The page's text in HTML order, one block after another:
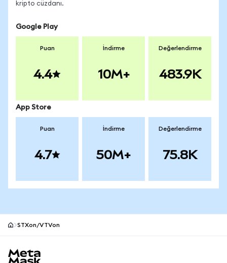
kripto cüzdanı.
Google Play
Puan
4.4
İndirme
10M+
Değerlendirme
483.9K
App Store
Puan
4.7
İndirme
50M+
Değerlendirme
75.8K
STXon/VTVon